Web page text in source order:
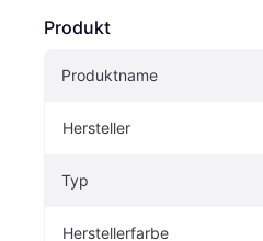
Produkt
Produktname
Hersteller
Typ
Herstellerfarbe